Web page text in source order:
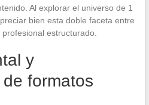
Al explorar el universo de 1
bien esta doble faceta entre
estructurado.
y
formatos